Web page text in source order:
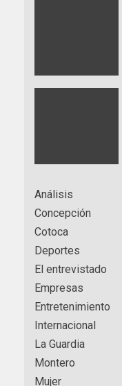
Análisis
Concepción
Cotoca
Deportes
El entrevistado
Empresas
Entretenimiento
Internacional
La Guardia
Montero
Mujer